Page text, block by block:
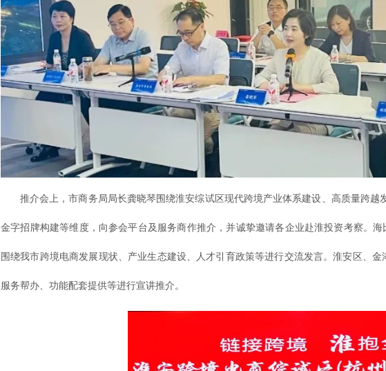
推介会上，市商务局局长龚晓琴围绕淮安综试区现代跨境产业体系建设、高质量跨
金字招牌构建等维度，向参会平台及服务商作推介，并诚挚邀请各企业赴淮投资考察。
围绕我市跨境电商发展现状、产业生态建设、人才引育政策等进行交流发言。淮安区、
服务帮办、功能配套提供等进行宣讲推介。